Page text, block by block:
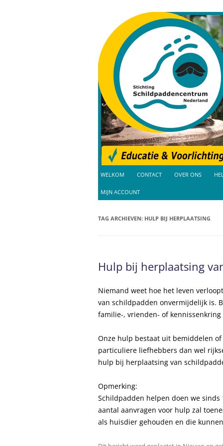
WELKOM CONTACT OVER ONS
ALGEMENE
MIJN ACCOUNT
TAG ARCHIEVEN: HULP BIJ HERPLAATSING
Hulp bij herplaatsing
Niemand weet hoe het leven
van schildpadden onvermijdelijk is.
familie-, vrienden- of
Onze hulp bestaat uit bemiddelen
particuliere liefhebbers dan wel
hulp bij herplaatsing van
Opmerking:
Schildpadden helpen doen we
aantal aanvragen voor hulp zal
als huisdier gehouden en die